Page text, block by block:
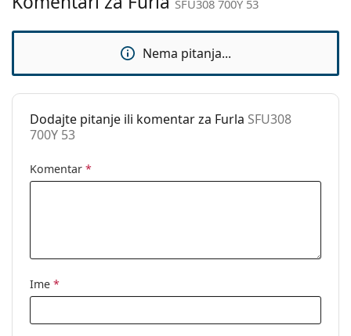
Upotreba:
Moda
SFU308 700Y 53
Nema pitanja...
Dodajte pitanje ili komentar za Furla SFU308
700Y 53
Komentar *
Ime *